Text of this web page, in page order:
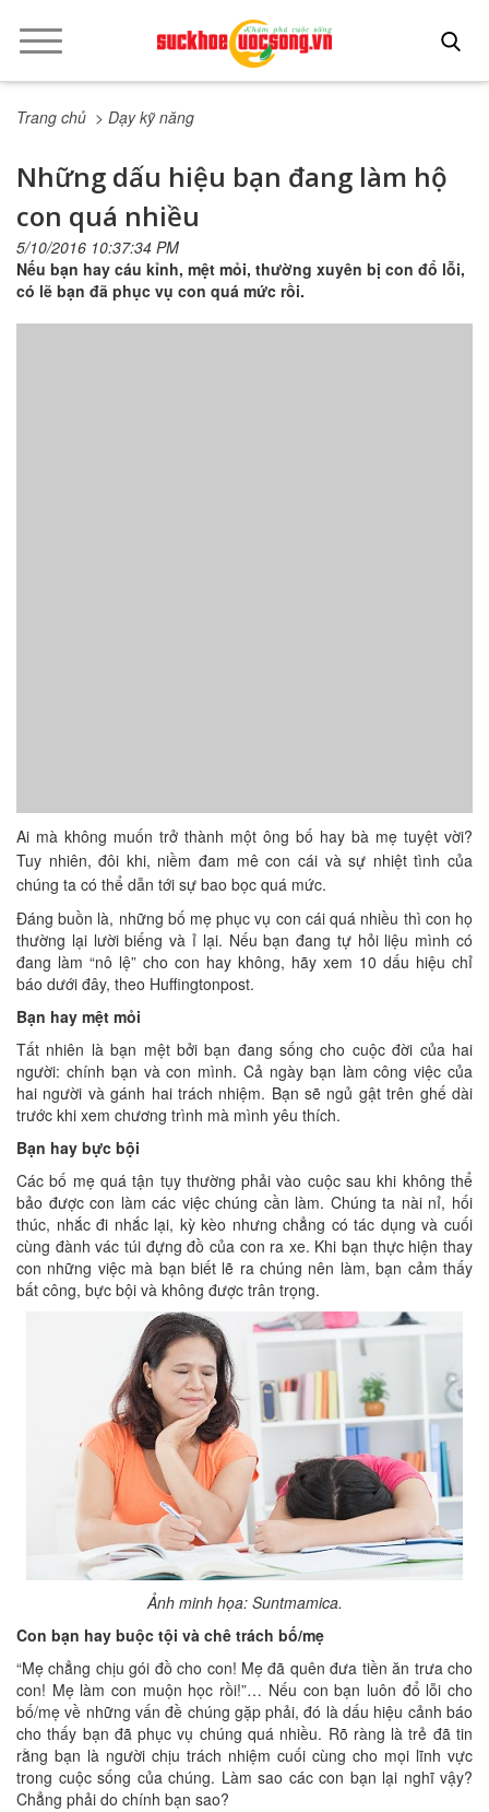
Trang chủ > Dạy kỹ năng
Những dấu hiệu bạn đang làm hộ
con quá nhiều
5/10/2016 10:37:34 PM
Nếu bạn hay cáu kỉnh, mệt mỏi, thường xuyên bị con đổ lỗi,
có lẽ bạn đã phục vụ con quá mức rồi.
Ai mà không muốn trở thành một ông bố hay bà mẹ tuyệt vời?
Tuy nhiên, đôi khi, niềm đam mê con cái và sự nhiệt tình của
chúng ta có thể dẫn tới sự bao bọc quá mức.
Đáng buồn là, những bố mẹ phục vụ con cái quá nhiều thì con họ
thường lại lười biếng và ỉ lại. Nếu bạn đang tự hỏi liệu mình có
đang làm “nô lệ” cho con hay không, hãy xem 10 dấu hiệu chỉ
báo dưới đây, theo Huffingtonpost.
Bạn hay mệt mỏi
Tất nhiên là bạn mệt bởi bạn đang sống cho cuộc đời của hai
người: chính bạn và con mình. Cả ngày bạn làm công việc của
hai người và gánh hai trách nhiệm. Bạn sẽ ngủ gật trên ghế dài
trước khi xem chương trình mà mình yêu thích.
Bạn hay bực bội
Các bố mẹ quá tận tụy thường phải vào cuộc sau khi không thể
bảo được con làm các việc chúng cần làm. Chúng ta nài nỉ, hối
thúc, nhắc đi nhắc lại, kỳ kèo nhưng chẳng có tác dụng và cuối
cùng đành vác túi đựng đồ của con ra xe. Khi bạn thực hiện thay
con những việc mà bạn biết lẽ ra chúng nên làm, bạn cảm thấy
bất công, bực bội và không được trân trọng.
Ảnh minh họa: Suntmamica.
Con bạn hay buộc tội và chê trách bố/mẹ
“Mẹ chẳng chịu gói đồ cho con! Mẹ đã quên đưa tiền ăn trưa cho
con! Mẹ làm con muộn học rồi!”… Nếu con bạn luôn đổ lỗi cho
bố/mẹ về những vấn đề chúng gặp phải, đó là dấu hiệu cảnh báo
cho thấy bạn đã phục vụ chúng quá nhiều. Rõ ràng là trẻ đã tin
rằng bạn là người chịu trách nhiệm cuối cùng cho mọi lĩnh vực
trong cuộc sống của chúng. Làm sao các con bạn lại nghĩ vậy?
Chẳng phải do chính bạn sao?